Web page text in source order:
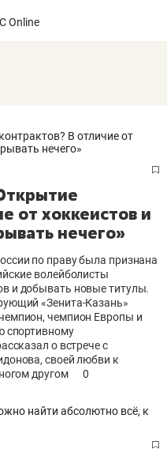
от хоккеистов и
нечего»
по праву была признана
волейболисты
и добывать новые титулы.
«Зенита-Казань»
чемпион Европы и
спортивному
о встрече с
своей любви к
другом
0